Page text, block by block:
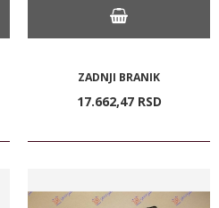
ZADNJI BRANIK
17.662,47 RSD